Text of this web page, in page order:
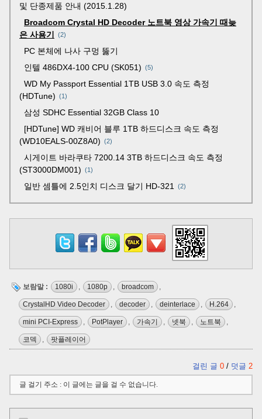
및 단종제품 안내 (2015.1.28)
Broadcom Crystal HD Decoder 노트북 영상 가속기 때늦
은 사용기
2
PC 본체에 나사 구멍 뚫기
인텔 486DX4-100 CPU (SK051)
5
WD My Passport Essential 1TB USB 3.0 속도 측정
(HDTune)
1
삼성 SDHC Essential 32GB Class 10
[HDTune] WD 캐비어 블루 1TB 하드디스크 속도 측정
(WD10EALS-00Z8A0)
2
시게이트 바라쿠타 7200.14 3TB 하드디스크 속도 측정
(ST3000DM001)
1
일반 셈틀에 2.5인치 디스크 달기 HD-321 2
보람말 : 1080i , 1080p , broadcom ,
CrystalHD Video Decoder , decoder , deinterlace , H.264 ,
mini PCI-Express , PotPlayer , 가속기 , 넷북 , 노트북 ,
코덱 , 팟플레이어
걸린 글 0 / 덧글 2
글 걸기 주소 : 이 글에는 글을 걸 수 없습니다.